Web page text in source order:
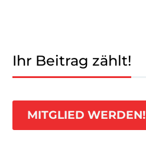
Ihr Beitrag zählt!
MITGLIED WERDEN!